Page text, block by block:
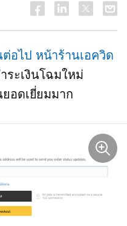
ต่อไป หน้าร้านเอควิด
ะเงินโฉมใหม่
อดเยี่ยมมาก